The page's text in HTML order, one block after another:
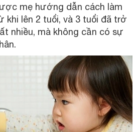
mẹ hướng dẫn cách làm
khi lên 2 tuổi, và 3 tuổi đã trở
nhiều, mà không cần có sự